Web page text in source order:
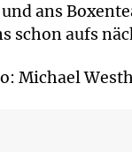
ans
schon aufs
Michael